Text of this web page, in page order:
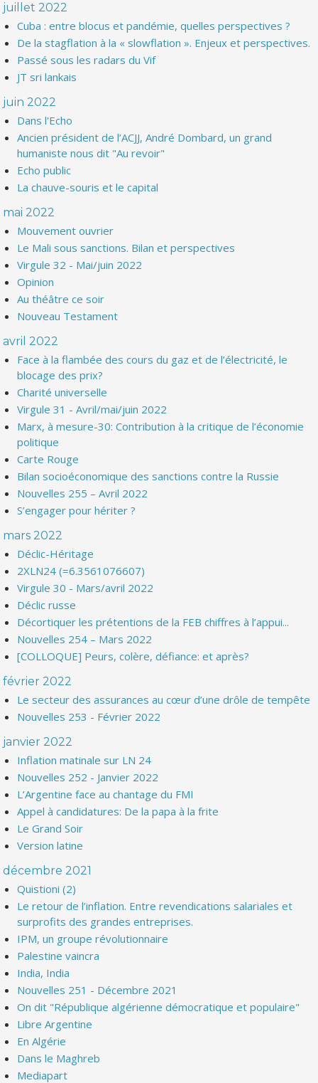
juillet 2022
Cuba : entre blocus et pandémie, quelles perspectives ?
De la stagflation à la « slowflation ». Enjeux et perspectives.
Passé sous les radars du Vif
JT sri lankais
juin 2022
Dans l'Echo
Ancien président de l’ACJJ, André Dombard, un grand
humaniste nous dit "Au revoir"
Echo public
La chauve-souris et le capital
mai 2022
Mouvement ouvrier
Le Mali sous sanctions. Bilan et perspectives
Virgule 32 - Mai/juin 2022
Opinion
Au théâtre ce soir
Nouveau Testament
avril 2022
Face à la flambée des cours du gaz et de l’électricité, le
blocage des prix?
Charité universelle
Virgule 31 - Avril/mai/juin 2022
Marx, à mesure-30: Contribution à la critique de l’économie
politique
Carte Rouge
Bilan socioéconomique des sanctions contre la Russie
Nouvelles 255 – Avril 2022
S’engager pour hériter ?
mars 2022
Déclic-Héritage
2XLN24 (=6.3561076607)
Virgule 30 - Mars/avril 2022
Déclic russe
Décortiquer les prétentions de la FEB chiffres à l’appui...
Nouvelles 254 – Mars 2022
[COLLOQUE] Peurs, colère, défiance: et après?
février 2022
Le secteur des assurances au cœur d’une drôle de tempête
Nouvelles 253 - Février 2022
janvier 2022
Inflation matinale sur LN 24
Nouvelles 252 - Janvier 2022
L’Argentine face au chantage du FMI
Appel à candidatures: De la papa à la frite
Le Grand Soir
Version latine
décembre 2021
Quistioni (2)
Le retour de l’inflation. Entre revendications salariales et
surprofits des grandes entreprises.
IPM, un groupe révolutionnaire
Palestine vaincra
India, India
Nouvelles 251 - Décembre 2021
On dit "République algérienne démocratique et populaire"
Libre Argentine
En Algérie
Dans le Maghreb
Mediapart